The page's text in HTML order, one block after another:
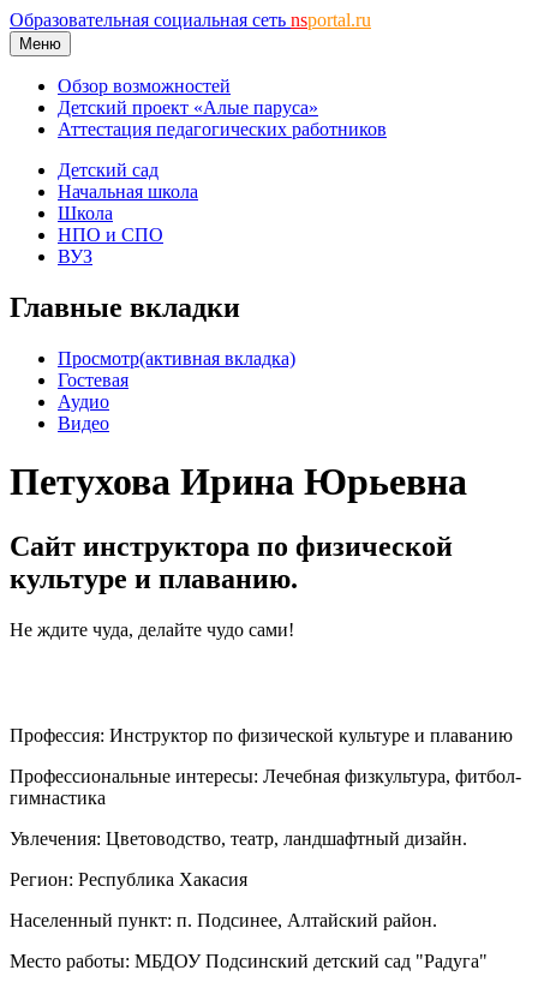
Образовательная социальная сеть nsportal.ru
Меню
Обзор возможностей
Детский проект «Алые паруса»
Аттестация педагогических работников
Детский сад
Начальная школа
Школа
НПО и СПО
ВУЗ
Главные вкладки
Просмотр(активная вкладка)
Гостевая
Аудио
Видео
Петухова Ирина Юрьевна
Сайт инструктора по физической
культуре и плаванию.
Не ждите чуда, делайте чудо сами!
Профессия: Инструктор по физической культуре и плаванию
Профессиональные интересы: Лечебная физкультура, фитбол-
гимнастика
Увлечения: Цветоводство, театр, ландшафтный дизайн.
Регион: Республика Хакасия
Населенный пункт: п. Подсинее, Алтайский район.
Место работы: МБДОУ Подсинский детский сад "Радуга"